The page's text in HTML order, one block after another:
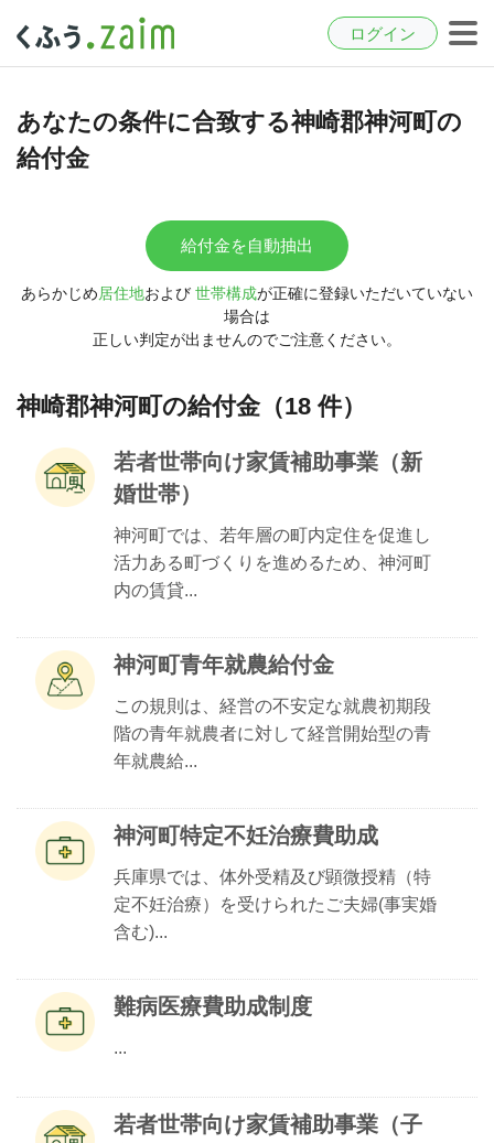
ログイン
あなたの条件に合致する神崎郡神河町の
給付金
給付金を自動抽出
あらかじめ居住地および 世帯構成が正確に登録いただいていない
場合は
正しい判定が出ませんのでご注意ください。
神崎郡神河町の給付金（18 件）
若者世帯向け家賃補助事業（新
婚世帯）
神河町では、若年層の町内定住を促進し
活力ある町づくりを進めるため、神河町
内の賃貸...
神河町青年就農給付金
この規則は、経営の不安定な就農初期段
階の青年就農者に対して経営開始型の青
年就農給...
神河町特定不妊治療費助成
兵庫県では、体外受精及び顕微授精（特
定不妊治療）を受けられたご夫婦(事実婚
含む)...
難病医療費助成制度
...
若者世帯向け家賃補助事業（子